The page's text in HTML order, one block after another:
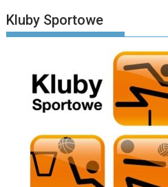
Kluby Sportowe